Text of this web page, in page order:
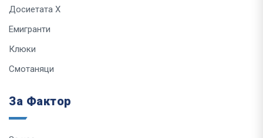
Досиетата Х
Емигранти
Клюки
Смотаняци
За Фактор